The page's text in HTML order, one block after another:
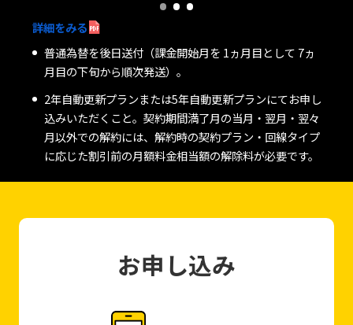
詳細をみる
普通為替を後日送付（課⾦開始月を 1ヵ月目として 7ヵ
月目の下旬から順次発送）。
2年自動更新プランまたは5年自動更新プランにてお申し
込みいただくこと。契約期間満了月の当月・翌月・翌々
月以外での解約には、解約時の契約プラン・回線タイプ
に応じた割引前の月額料金相当額の解除料が必要です。
※1 他社Netflixパッケージサービスをご契約の方は、他社
Netflixパッケージサービスを解約する必要があります。
※2 プレミアム:330円、スタンダード:110円、広告つきス
タンダード:80円になります。
SoftBankあんしん乗り換えキャンペーン適用時
キャッシュバックの対象は他社サービス解約時に発生す
る契約解除料金・撤去費用・ホームルーターおよびモバ
イルWi-Fiルーターにてインターネットに接続するため
に必要な接続機器（以下「端末」といいます）を購入し
た場合の残債です。
キャッシュバック金額は合計で最大10万円となります。
るキャッシュバック金額は42,000円が上限です。
事業者のインターネット回線をご利用中のお客さまは対
お申し込み